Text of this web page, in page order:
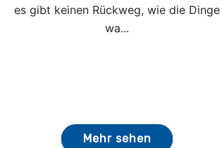
es gibt keinen Rückweg, wie die Dinge
wa...
Mehr sehen